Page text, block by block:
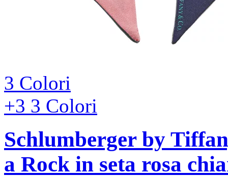
3 Colori
+3 3 Colori
Schlumberger by
a Rock in seta rosa